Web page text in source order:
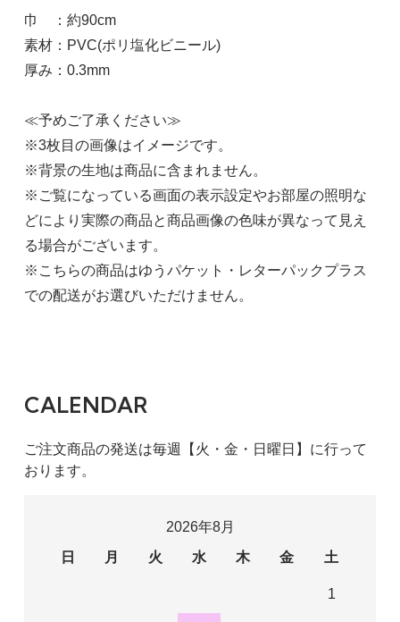
巾 ：約90cm
素材：PVC(ポリ塩化ビニール)
厚み：0.3mm
≪予めご了承ください≫
※3枚目の画像はイメージです。
※背景の生地は商品に含まれません。
※ご覧になっている画面の表示設定やお部屋の照明な
どにより実際の商品と商品画像の色味が異なって見え
る場合がございます。
※こちらの商品はゆうパケット・レターパックプラス
での配送がお選びいただけません。
CALENDAR
ご注文商品の発送は毎週【火・金・日曜日】に行って
おります。
2026年8月
日
月 火 水 木 金 土
1